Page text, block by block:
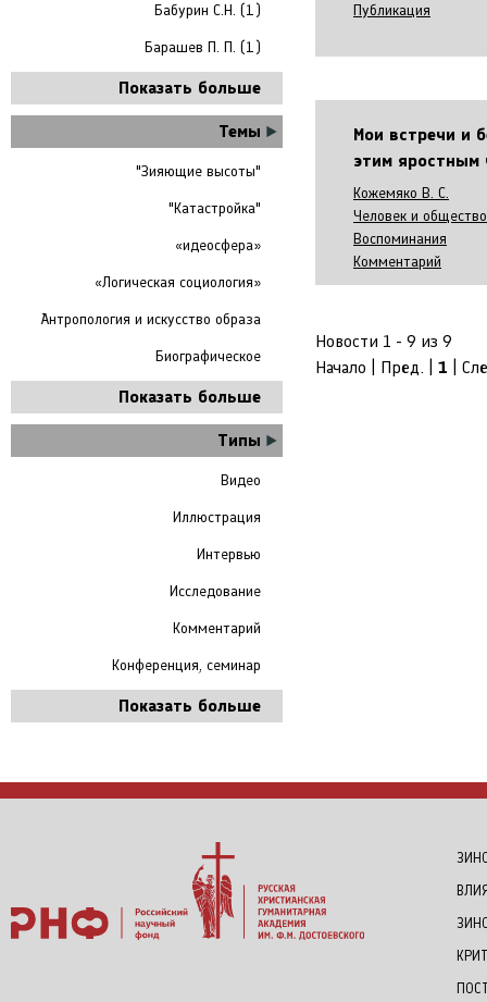
Бабурин С.Н. (1)
Барашев П. П. (1)
Показать больше
Темы
"Зияющие высоты"
"Катастройка"
«идеосфера»
«Логическая социология»
Антропология и искусство образа
Биографическое
Показать больше
Типы
Видео
Иллюстрация
Интервью
Исследование
Комментарий
Конференция, семинар
Показать больше
Публикация
Мои встречи и
этим яростным
Кожемяко В. С.
Человек и общество
Воспоминания
Комментарий
Новости 1 - 9 из 9
Начало | Пред. | 1 |